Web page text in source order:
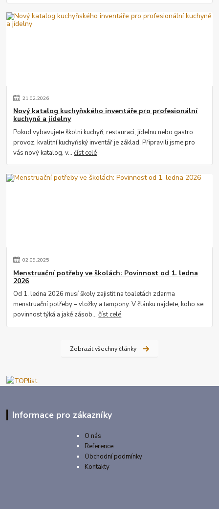
21.02.2026
Nový katalog kuchyňského inventáře pro profesionální
kuchyně a jídelny
Pokud vybavujete školní kuchyň, restauraci, jídelnu nebo gastro
provoz, kvalitní kuchyňský inventář je základ. Připravili jsme pro
vás nový katalog, v...číst celé
02.09.2025
Menstruační potřeby ve školách: Povinnost od 1. ledna
2026
Od 1. ledna 2026 musí školy zajistit na toaletách zdarma
menstruační potřeby – vložky a tampony. V článku najdete, koho se
povinnost týká a jaké zásob...číst celé
Zobrazit všechny články
Informace pro zákazníky
O nás
Reference
Obchodní podmínky
Kontakty